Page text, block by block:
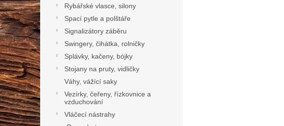
Rybářské vlasce, silony
Spací pytle a polštáře
Signalizátory záběru
Swingery, čihátka, rolničky
Splávky, kačeny, bójky
Stojany na pruty, vidličky
Váhy, vážící saky
Vezírky, čeřeny, řízkovnice a
vzduchování
Vláčecí nástrahy